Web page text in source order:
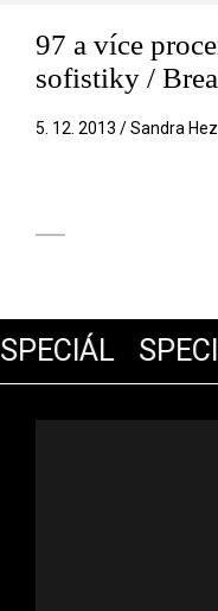
97 a více
sofistiky /
5. 12. 2013 / Sandra